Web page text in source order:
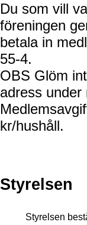
Du som vill
föreningen
betala in
55-4.
OBS Glöm
adress under
kr/hushåll.
Styrelsen
Styrelsen